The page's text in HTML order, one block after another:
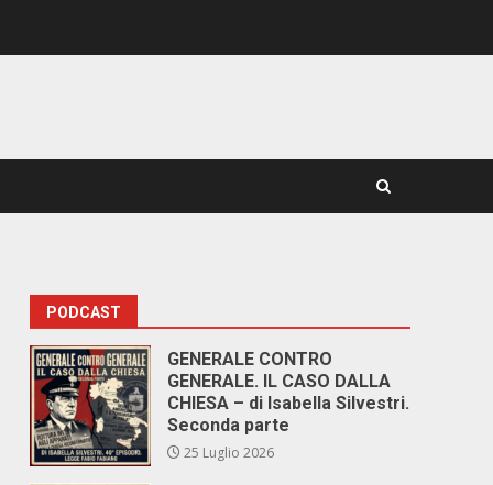
PODCAST
GENERALE CONTRO
GENERALE. IL CASO DALLA
CHIESA – di Isabella Silvestri.
Seconda parte
25 Luglio 2026